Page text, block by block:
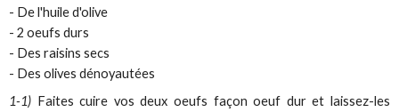
- De l'huile d'olive
- 2 oeufs durs
- Des raisins secs
- Des olives dénoyautées
1-1) Faites cuire vos deux oeufs façon oeuf dur et laissez-les